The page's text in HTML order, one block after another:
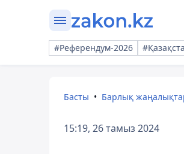
#Референдум-2026
Басты Барлық
15:19, 26 тамыз 2024